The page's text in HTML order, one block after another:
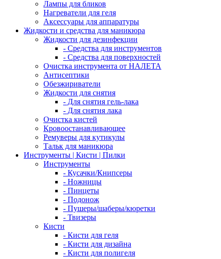
Лампы для бликов
Нагреватели для геля
Аксессуары для аппаратуры
Жидкости и средства для маникюра
Жидкости для дезинфекции
- Средства для инструментов
- Средства для поверхностей
Очистка инструмента от НАЛЕТА
Антисептики
Обезжириватели
Жидкости для снятия
- Для снятия гель-лака
- Для снятия лака
Очистка кистей
Кровоостанавливающее
Ремуверы для кутикулы
Тальк для маникюра
Инструменты | Кисти | Пилки
Инструменты
- Кусачки/Книпсеры
- Ножницы
- Пинцеты
- Подонож
- Пушеры/шаберы/кюретки
- Твизеры
Кисти
- Кисти для геля
- Кисти для дизайна
- Кисти для полигеля